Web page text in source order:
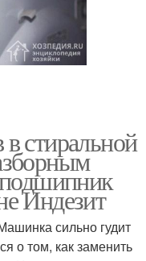
стиральной
Индезит
сильно гудит
о том, как заменить